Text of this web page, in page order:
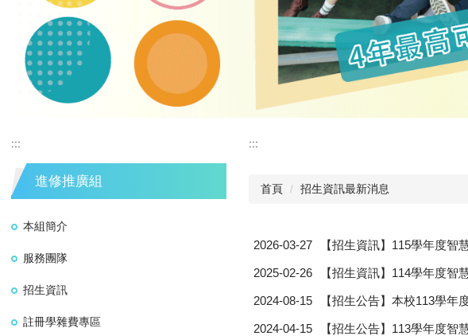
:::
進修推廣組
本組簡介
服務團隊
招生資訊
註冊學雜費專區
:::
首頁 招生資訊最新消息
2026-03-27 【招生資訊】115學年度
2025-02-26 【招生資訊】114學年度
2024-08-15 【招生公告】本校113學年
2024-04-15 【招生公告】113學年度